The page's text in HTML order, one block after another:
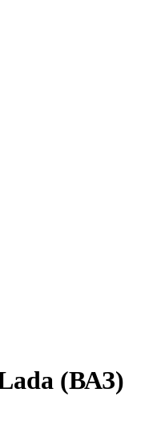
(ВАЗ)